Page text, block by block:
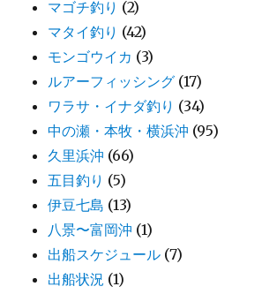
マゴチ釣り (2)
マタイ釣り (42)
モンゴウイカ (3)
ルアーフィッシング (17)
ワラサ・イナダ釣り (34)
中の瀬・本牧・横浜沖 (95)
久里浜沖 (66)
五目釣り (5)
伊豆七島 (13)
八景〜富岡沖 (1)
出船スケジュール (7)
出船状況 (1)